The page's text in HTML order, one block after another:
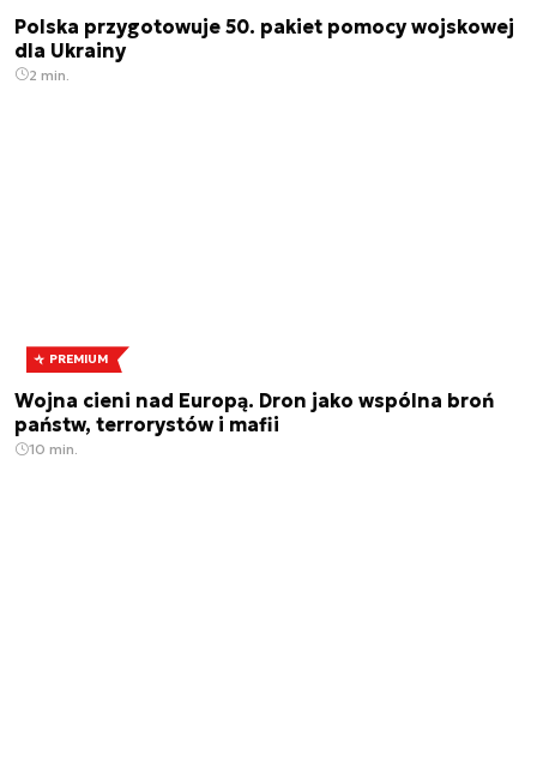
Polska przygotowuje 50. pakiet pomocy wojskowej
dla Ukrainy
2 min.
PREMIUM
Wojna cieni nad Europą. Dron jako wspólna broń
państw, terrorystów i mafii
10 min.